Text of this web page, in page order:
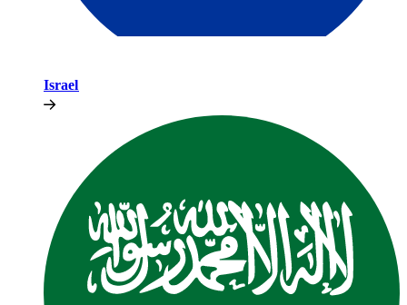
Israel​​